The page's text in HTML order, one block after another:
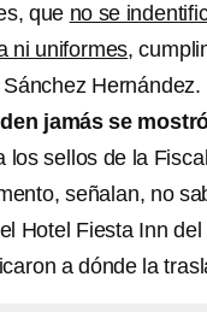
que no se
ni uniformes,
Hernández.
jamás se
los sellos de la
señalan, no
Hotel Fiesta Inn
a dónde la